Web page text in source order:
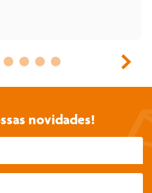
país
novidades!